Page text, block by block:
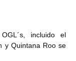
incluido el
y Quintana Roo se